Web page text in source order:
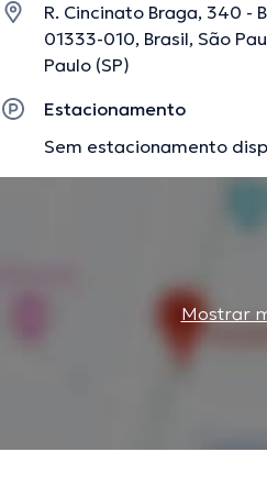
a meta de ter uma formação
de especialização e já
A descrição foi editada pela equipe do
informações verificadas.
R. Cincinato Braga, 340 -
01333-010, Brasil, São
Paulo (SP)
Estacionamento
Sem estacionamento
Mostrar